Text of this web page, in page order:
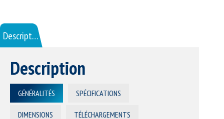
Description
Description
GÉNÉRALITÉS SPÉCIFICATIONS
DIMENSIONS TÉLÉCHARGEMENTS